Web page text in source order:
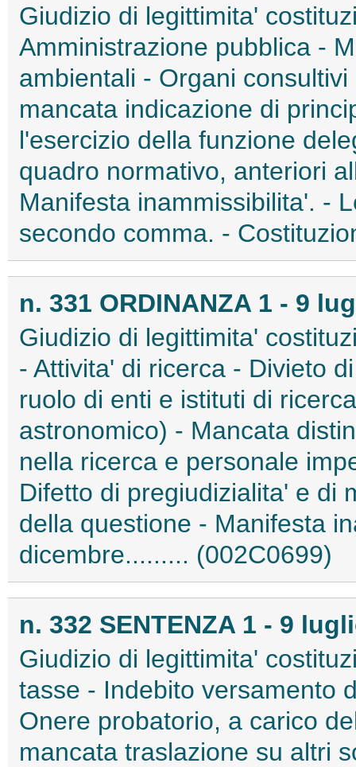
Giudizio di legittimita'
Amministrazione pubblica -
ambientali - Organi
mancata indicazione di
l'esercizio della funzione
quadro normativo, anteriori
Manifesta inammissibilita'. -
secondo comma. -
n. 331 ORDINANZA 1 - 9
Giudizio di legittimita'
- Attivita' di ricerca - Divieto
ruolo di enti e istituti di
astronomico) - Mancata
nella ricerca e personale
Difetto di pregiudizialita' e di
della questione - Manifesta
dicembre......... (002C0699)
n. 332 SENTENZA 1 - 9
Giudizio di legittimita'
tasse - Indebito versamento
Onere probatorio, a carico
mancata traslazione su altri